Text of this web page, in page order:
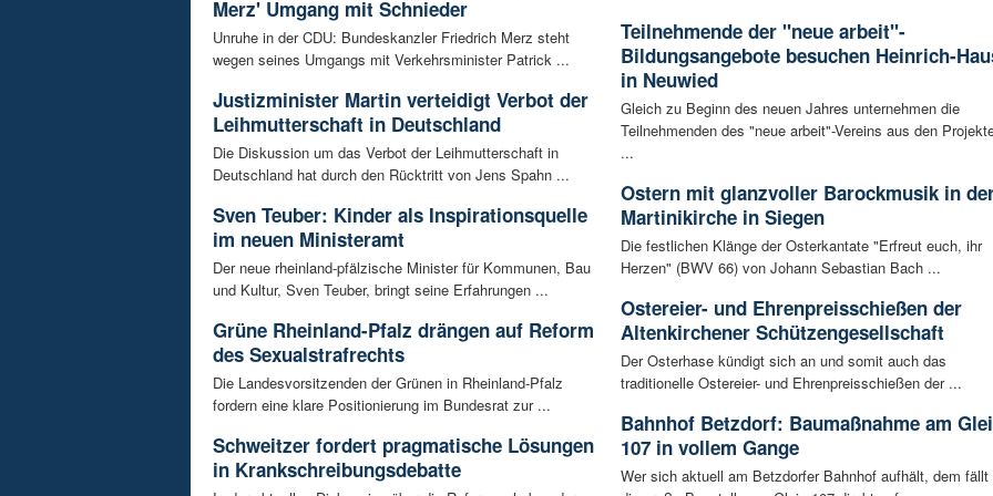
Merz' Umgang mit Schnieder
Unruhe in der CDU: Bundeskanzler Friedrich Merz steht
wegen seines Umgangs mit Verkehrsminister Patrick ...
Justizminister Martin verteidigt Verbot der
Leihmutterschaft in Deutschland
Die Diskussion um das Verbot der Leihmutterschaft in
Deutschland hat durch den Rücktritt von Jens Spahn ...
Sven Teuber: Kinder als Inspirationsquelle
im neuen Ministeramt
Der neue rheinland-pfälzische Minister für Kommunen, Bau
und Kultur, Sven Teuber, bringt seine Erfahrungen ...
Grüne Rheinland-Pfalz drängen auf Reform
des Sexualstrafrechts
Die Landesvorsitzenden der Grünen in Rheinland-Pfalz
fordern eine klare Positionierung im Bundesrat zur ...
Schweitzer fordert pragmatische Lösungen
in Krankschreibungsdebatte
Teilnehmende der "neue arbeit"-
Bildungsangebote besuchen Heinrich-
in Neuwied
Gleich zu Beginn des neuen Jahres unternehmen die
Teilnehmenden des "neue arbeit"-Vereins aus den
...
Ostern mit glanzvoller Barockmusik in
Martinikirche in Siegen
Die festlichen Klänge der Osterkantate "Erfreut euch, ihr
Herzen" (BWV 66) von Johann Sebastian Bach ...
Ostereier- und Ehrenpreisschießen der
Altenkirchener Schützengesellschaft
Der Osterhase kündigt sich an und somit auch das
traditionelle Ostereier- und Ehrenpreisschießen der ...
Bahnhof Betzdorf: Baumaßnahme am
107 in vollem Gange
Wer sich aktuell am Betzdorfer Bahnhof aufhält, dem fällt